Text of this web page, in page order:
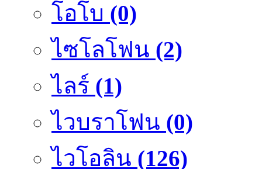
โอโบ (0)
ไซโลโฟน (2)
ไลร์ (1)
ไวบราโฟน (0)
ไวโอลิน (126)